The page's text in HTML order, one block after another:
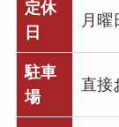
定休
日
月曜
駐車
場
直接